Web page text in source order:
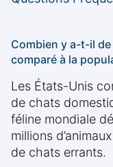
Combien y a-t-il
comparé à la
Les États-Unis
de chats
féline mondiale
millions
de chats errants.